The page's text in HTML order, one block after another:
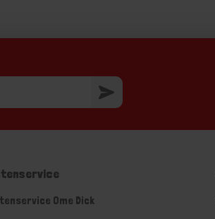
Ome Dick